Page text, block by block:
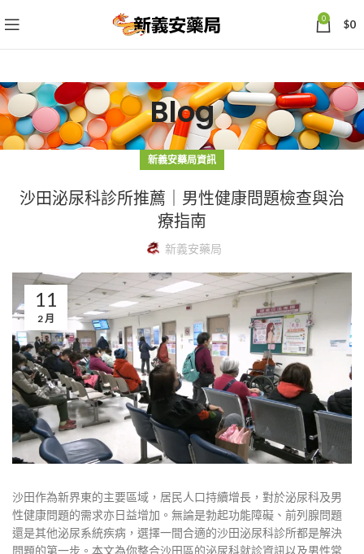
0 $0
Blog
新義安藥局資訊
沙田泌尿科診所推薦｜男性健康問題檢查與治
療指南
新義安藥局
11
2 月
沙田作為新界東的主要區域，居民人口持續增長，對於泌尿科及男
性健康問題的需求亦日益增加。無論是勃起功能障礙、前列腺問題
還是其他泌尿系統疾病，選擇一間合適的沙田泌尿科診所都是解決
問題的第一步。本文為你整合沙田區的泌尿科就診資訊以及男性常